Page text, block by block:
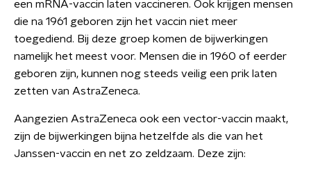
een mRNA-vaccin laten vaccineren. Ook krijgen mensen
die na 1961 geboren zijn het vaccin niet meer
toegediend. Bij deze groep komen de bijwerkingen
namelijk het meest voor. Mensen die in 1960 of eerder
geboren zijn, kunnen nog steeds veilig een prik laten
zetten van AstraZeneca.
Aangezien AstraZeneca ook een vector-vaccin maakt,
zijn de bijwerkingen bijna hetzelfde als die van het
Janssen-vaccin en net zo zeldzaam. Deze zijn: